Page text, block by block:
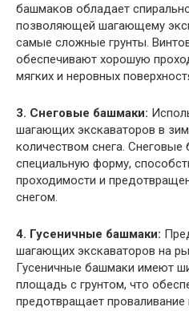
башмаков обладает
позволяющей шагающему
самые сложные грунты.
обеспечивают хорошую
мягких и неровных
3. Снеговые башмаки:
шагающих экскаваторов в
количеством снега.
специальную форму,
проходимости и
снегом.
4. Гусеничные башмаки:
шагающих экскаваторов на
Гусеничные башмаки имеют
площадь с грунтом, что
предотвращает проваливание